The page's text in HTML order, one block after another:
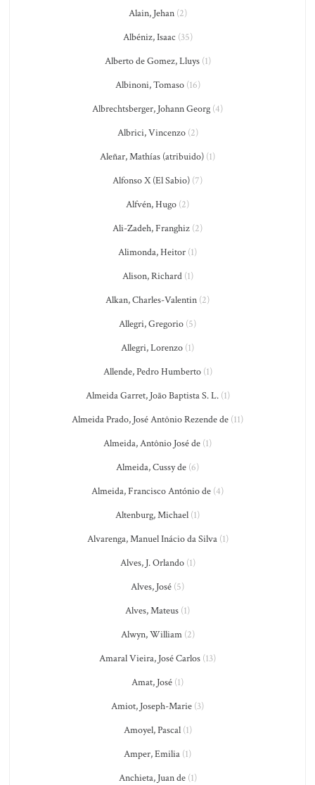
Alain, Jehan(2)
Albéniz, Isaac (35)
Alberto de Gomez, Lluys(1)
Albinoni, Tomaso(16)
Albrechtsberger, Johann Georg (4)
Albrici, Vincenzo(2)
Aleñar, Mathías (atribuido) (1)
Alfonso X (El Sabio) (7)
Alfvén, Hugo (2)
Ali-Zadeh, Franghiz (2)
Alimonda, Heitor (1)
Alison, Richard(1)
Alkan, Charles-Valentin (2)
Allegri, Gregorio (5)
Allegri, Lorenzo (1)
Allende, Pedro Humberto(1)
Almeida Garret, João Baptista S. L.(1)
Almeida Prado, José Antônio Rezende de (11)
Almeida, Antônio José de (1)
Almeida, Cussy de (6)
Almeida, Francisco António de (4)
Altenburg, Michael (1)
Alvarenga, Manuel Inácio da Silva(1)
Alves, J. Orlando(1)
Alves, José (5)
Alves, Mateus (1)
Alwyn, William(2)
Amaral Vieira, José Carlos (13)
Amat, José (1)
Amiot, Joseph-Marie (3)
Amoyel, Pascal(1)
Amper, Emilia (1)
Anchieta, Juan de(1)